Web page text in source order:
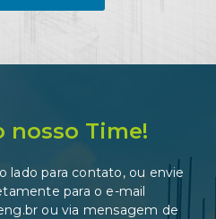
nosso Time!
lado para contato, ou envie
para o e-mail
ou via mensagem de